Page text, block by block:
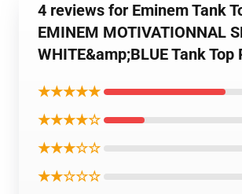
4 reviews for Eminem Tank
EMINEM MOTIVATIONNAL
WHITE&amp;BLUE Tank Top
★★★★★
★★★★☆
★★★☆☆
★★☆☆☆